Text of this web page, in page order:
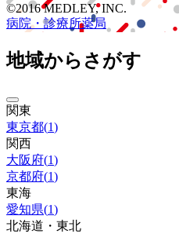
©2016 MEDLEY, INC.
病院・診療所薬局
地域からさがす
関東
東京都(1)
関西
大阪府(1)
京都府(1)
東海
愛知県(1)
北海道・東北